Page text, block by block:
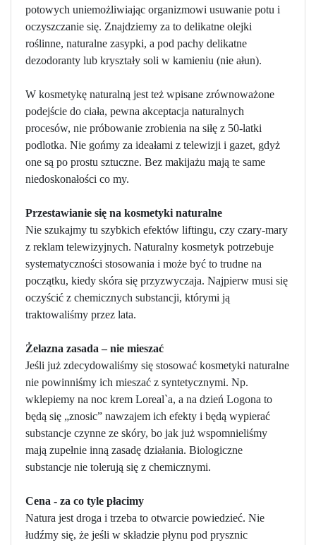
potowych uniemożliwiając organizmowi usuwanie potu i
oczyszczanie się. Znajdziemy za to delikatne olejki
roślinne, naturalne zasypki, a pod pachy delikatne
dezodoranty lub kryształy soli w kamieniu (nie ałun).
W kosmetykę naturalną jest też wpisane zrównoważone
podejście do ciała, pewna akceptacja naturalnych
procesów, nie próbowanie zrobienia na siłę z 50-latki
podlotka. Nie gońmy za ideałami z telewizji i gazet, gdyż
one są po prostu sztuczne. Bez makijażu mają te same
niedoskonałości co my.
Przestawianie się na kosmetyki naturalne
Nie szukajmy tu szybkich efektów liftingu, czy czary-mary
z reklam telewizyjnych. Naturalny kosmetyk potrzebuje
systematyczności stosowania i może być to trudne na
początku, kiedy skóra się przyzwyczaja. Najpierw musi się
oczyścić z chemicznych substancji, którymi ją
traktowaliśmy przez lata.
Żelazna zasada – nie mieszać
Jeśli już zdecydowaliśmy się stosować kosmetyki naturalne
nie powinniśmy ich mieszać z syntetycznymi. Np.
wklepiemy na noc krem Loreal`a, a na dzień Logona to
będą się „znosic” nawzajem ich efekty i będą wypierać
substancje czynne ze skóry, bo jak już wspomnieliśmy
mają zupełnie inną zasadę działania. Biologiczne
substancje nie tolerują się z chemicznymi.
Cena - za co tyle płacimy
Natura jest droga i trzeba to otwarcie powiedzieć. Nie
łudźmy się, że jeśli w składzie płynu pod prysznic